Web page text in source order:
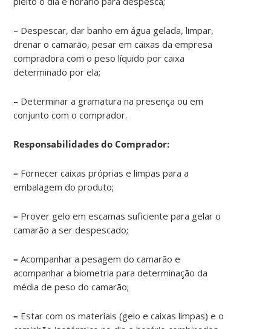
– Despescar, dar banho em água gelada, limpar,
drenar o camarão, pesar em caixas da empresa
compradora com o peso líquido por caixa
determinado por ela;
– Determinar a gramatura na presença ou em
conjunto com o comprador.
Responsabilidades do Comprador:
– Fornecer caixas próprias e limpas para a
embalagem do produto;
– Prover gelo em escamas suficiente para gelar o
camarão a ser despescado;
– Acompanhar a pesagem do camarão e
acompanhar a biometria para determinação da
média de peso do camarão;
– Estar com os materiais (gelo e caixas limpas) e o